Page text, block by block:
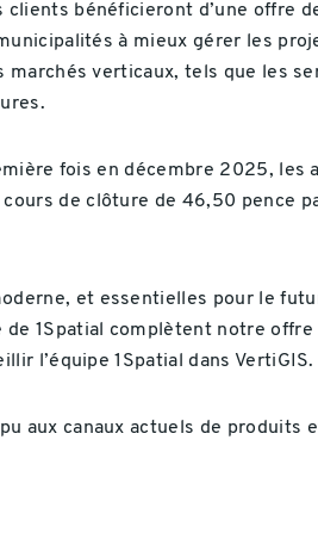
bénéficieront d’une offre
à mieux gérer les
verticaux, tels que les
fois en décembre 2025, les
de clôture de 46,50 pence
et essentielles pour le
de 1Spatial complètent notre
l’équipe 1Spatial dans VertiGIS.
canaux actuels de produits et